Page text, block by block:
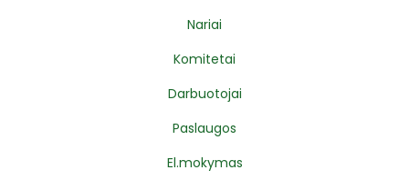
Nariai
Komitetai
Darbuotojai
Paslaugos
El.mokymas